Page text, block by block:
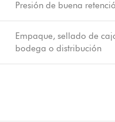
Presión de buena
Empaque, sellado de
bodega o distribución